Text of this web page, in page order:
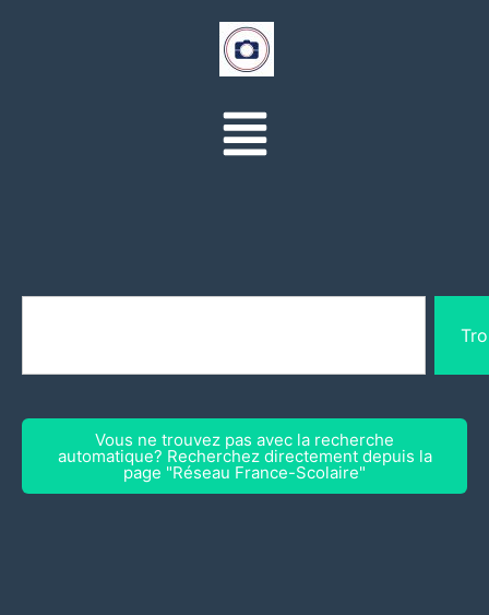
Vous ne trouvez pas avec la recherche
automatique? Recherchez directement depuis la
page "Réseau France-Scolaire"